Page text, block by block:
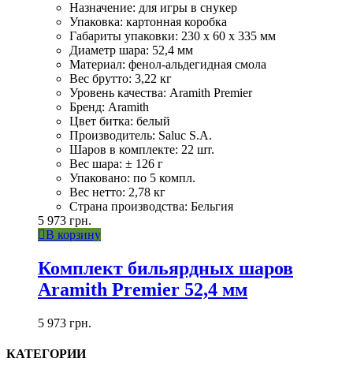
Назначение: для игры в снукер
Упаковка: картонная коробка
Габариты упаковки: 230 x 60 x 335 мм
Диаметр шара: 52,4 мм
Материал: фенол-альдегидная смола
Вес брутто: 3,22 кг
Уровень качества: Aramith Premier
Бренд: Aramith
Цвет битка: белый
Производитель: Saluc S.A.
Шаров в комплекте: 22 шт.
Вес шара: ± 126 г
Упаковано: по 5 компл.
Вес нетто: 2,78 кг
Страна производства: Бельгия
5 973 грн.
В корзину
Комплект бильярдных шаров
Aramith Premier 52,4 мм
5 973 грн.
КАТЕГОРИИ